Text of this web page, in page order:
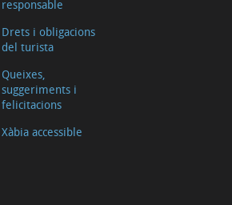
responsable
Drets i obligacions
del turista
Queixes,
suggeriments i
felicitacions
Xàbia accessible